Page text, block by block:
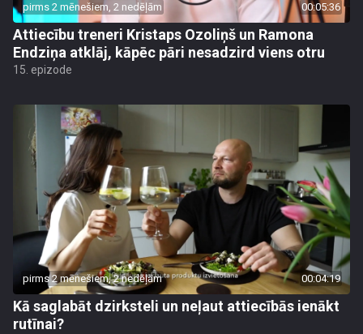
pirms 2 mēnešiem, 2 nedēļām 00:05:36
Attiecību treneri Kristaps Ozoliņš un Ramona
Endziņa atklāj, kāpēc pāri nesadzird viens otru
15. epizode
pirms 2 mēnešiem, 2 nedēļām 00:04:19
Kā saglabāt dzirksteli un neļaut attiecībās ienākt
rutīnai?